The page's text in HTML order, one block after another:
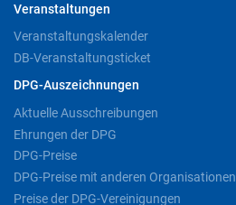
Veranstaltungen
Veranstaltungskalender
DB-Veranstaltungsticket
DPG-Auszeichnungen
Aktuelle Ausschreibungen
Ehrungen der DPG
DPG-Preise
DPG-Preise mit anderen Organisationen
Preise der DPG-Vereinigungen